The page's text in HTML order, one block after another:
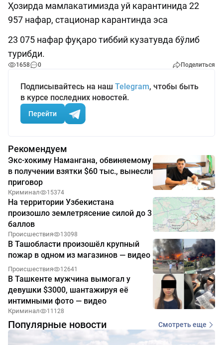
Ҳозирда мамлакатимизда уй карантинида 22
957 нафар, стационар карантинда эса
23 075 нафар фуқаро тиббий кузатувда бўлиб
турибди.
1658 0 Поделиться
Подписывайтесь на наш Telegram, чтобы быть
в курсе последних новостей.
Перейти
Рекомендуем
Экс-хокиму Намангана, обвиняемому
в получении взятки $60 тыс., вынесли
приговор
Криминал 15374
На территории Узбекистана
произошло землетрясение силой до 3
баллов
Происшествия 13098
В Ташобласти произошёл крупный
пожар в одном из магазинов — видео
Происшествия 12641
В Ташкенте мужчина вымогал у
девушки $3000, шантажируя её
интимными фото — видео
Криминал 11128
Популярные новости Смотреть еще